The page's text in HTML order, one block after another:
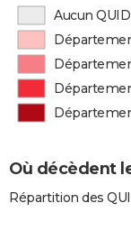
Aucun
Où décèdent
Répartition des